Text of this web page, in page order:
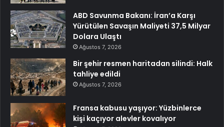
ABD Savunma Bakanı: İran’a Karşı
Yürütülen Savaşın Maliyeti 37,5 Milyar
Dolara Ulaştı
Ağustos 7, 2026
Bir şehir resmen haritadan silindi: Halk
tahliye edildi
Ağustos 7, 2026
Fransa kabusu yaşıyor: Yüzbinlerce
kişi kaçıyor alevler kovalıyor